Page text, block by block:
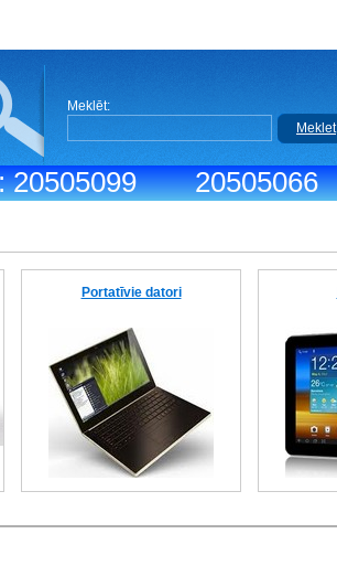
20505099 20505066
Meklēt:
Meklet
Portatīvie datori